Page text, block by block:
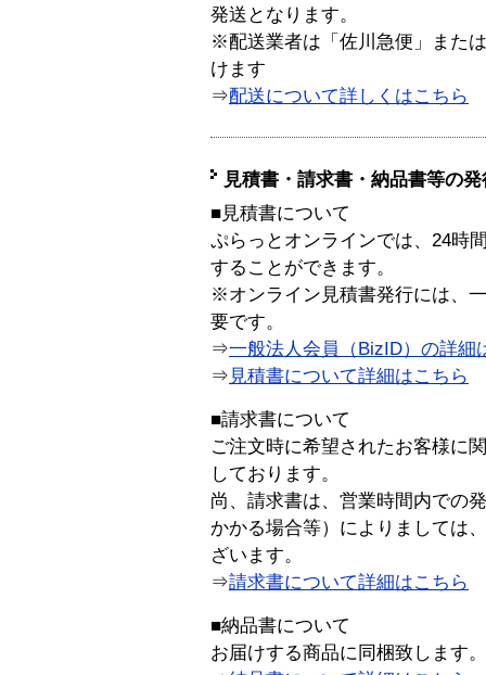
発送となります。
※配送業者は「佐川急便」また
けます
⇒配送について詳しくはこちら
見積書・請求書・納品書等の
■見積書について
ぷらっとオンラインでは、24時
することができます。
※オンライン見積書発行には、
要です。
⇒一般法人会員（BizID）の詳細
⇒ 見積書について詳細はこちら
■請求書について
ご注文時に希望されたお客様に
しております。
尚、請求書は、営業時間内での
かかる場合等）によりましては
ざいます。
⇒請求書について詳細はこちら
■納品書について
お届けする商品に同梱致します。